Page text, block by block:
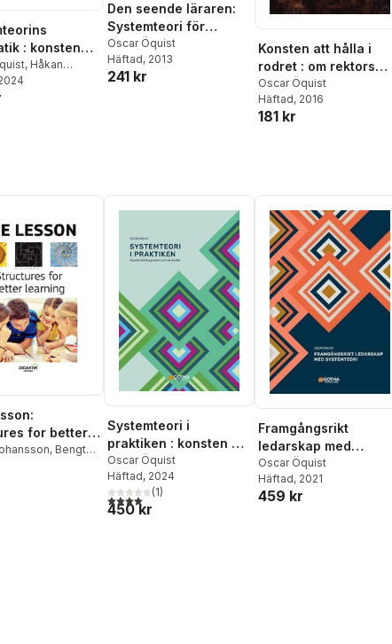
: konsten
på goda
, Håkan
Den seende läraren:
Systemteori för
skolbruk
Oscar Öquist
Häftad, 2013
241 kr
Konsten att hålla i
rodret : om rektors
och andra ledares roll
och arbete
Oscar Öquist
Häftad, 2016
181 kr
for better
, Bengt
Systemteori i
praktiken : konsten att
lösa problem och nå
resultat
Oscar Öquist
Häftad, 2024
4,0utav 5 stjärnor. Totalt antal röster:
(1)
450 kr
Framgångsrikt
ledarskap med
systemteori
Oscar Öquist
Häftad, 2021
459 kr